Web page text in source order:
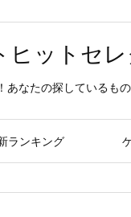
ヒットセ
なたの探しているも
ランキング